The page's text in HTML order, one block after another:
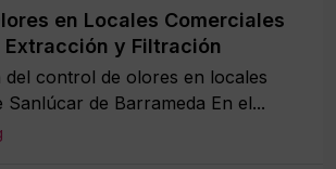
en Locales Comerciales
Extracción y Filtración
del control de olores en locales
Sanlúcar de Barrameda En el...